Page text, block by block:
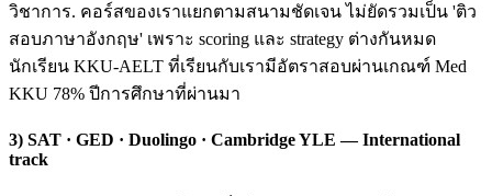
วิชาการ. คอร์สของเราแยกตามสนามชัดเจน ไม่ยัดรวมเป็น 'ติว
สอบภาษาอังกฤษ' เพราะ scoring และ strategy ต่างกันหมด
นักเรียน KKU-AELT ที่เรียนกับเรามีอัตราสอบผ่านเกณฑ์ Med
KKU 78% ปีการศึกษาที่ผ่านมา
3) SAT · GED · Duolingo · Cambridge YLE — International
track